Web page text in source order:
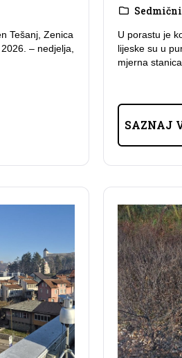
Tešanj, Zenica
– nedjelja,
U porastu je
lijeske su u
mjerna
SAZNAJ